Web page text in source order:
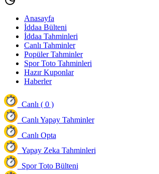
Anasayfa
İddaa Bülteni
İddaa Tahminleri
Canlı Tahminler
Popüler Tahminler
Spor Toto Tahminleri
Hazır Kuponlar
Haberler
Canlı ( 0 )
Canlı Yapay Tahminler
Canlı Opta
Yapay Zeka Tahminleri
Spor Toto Bülteni